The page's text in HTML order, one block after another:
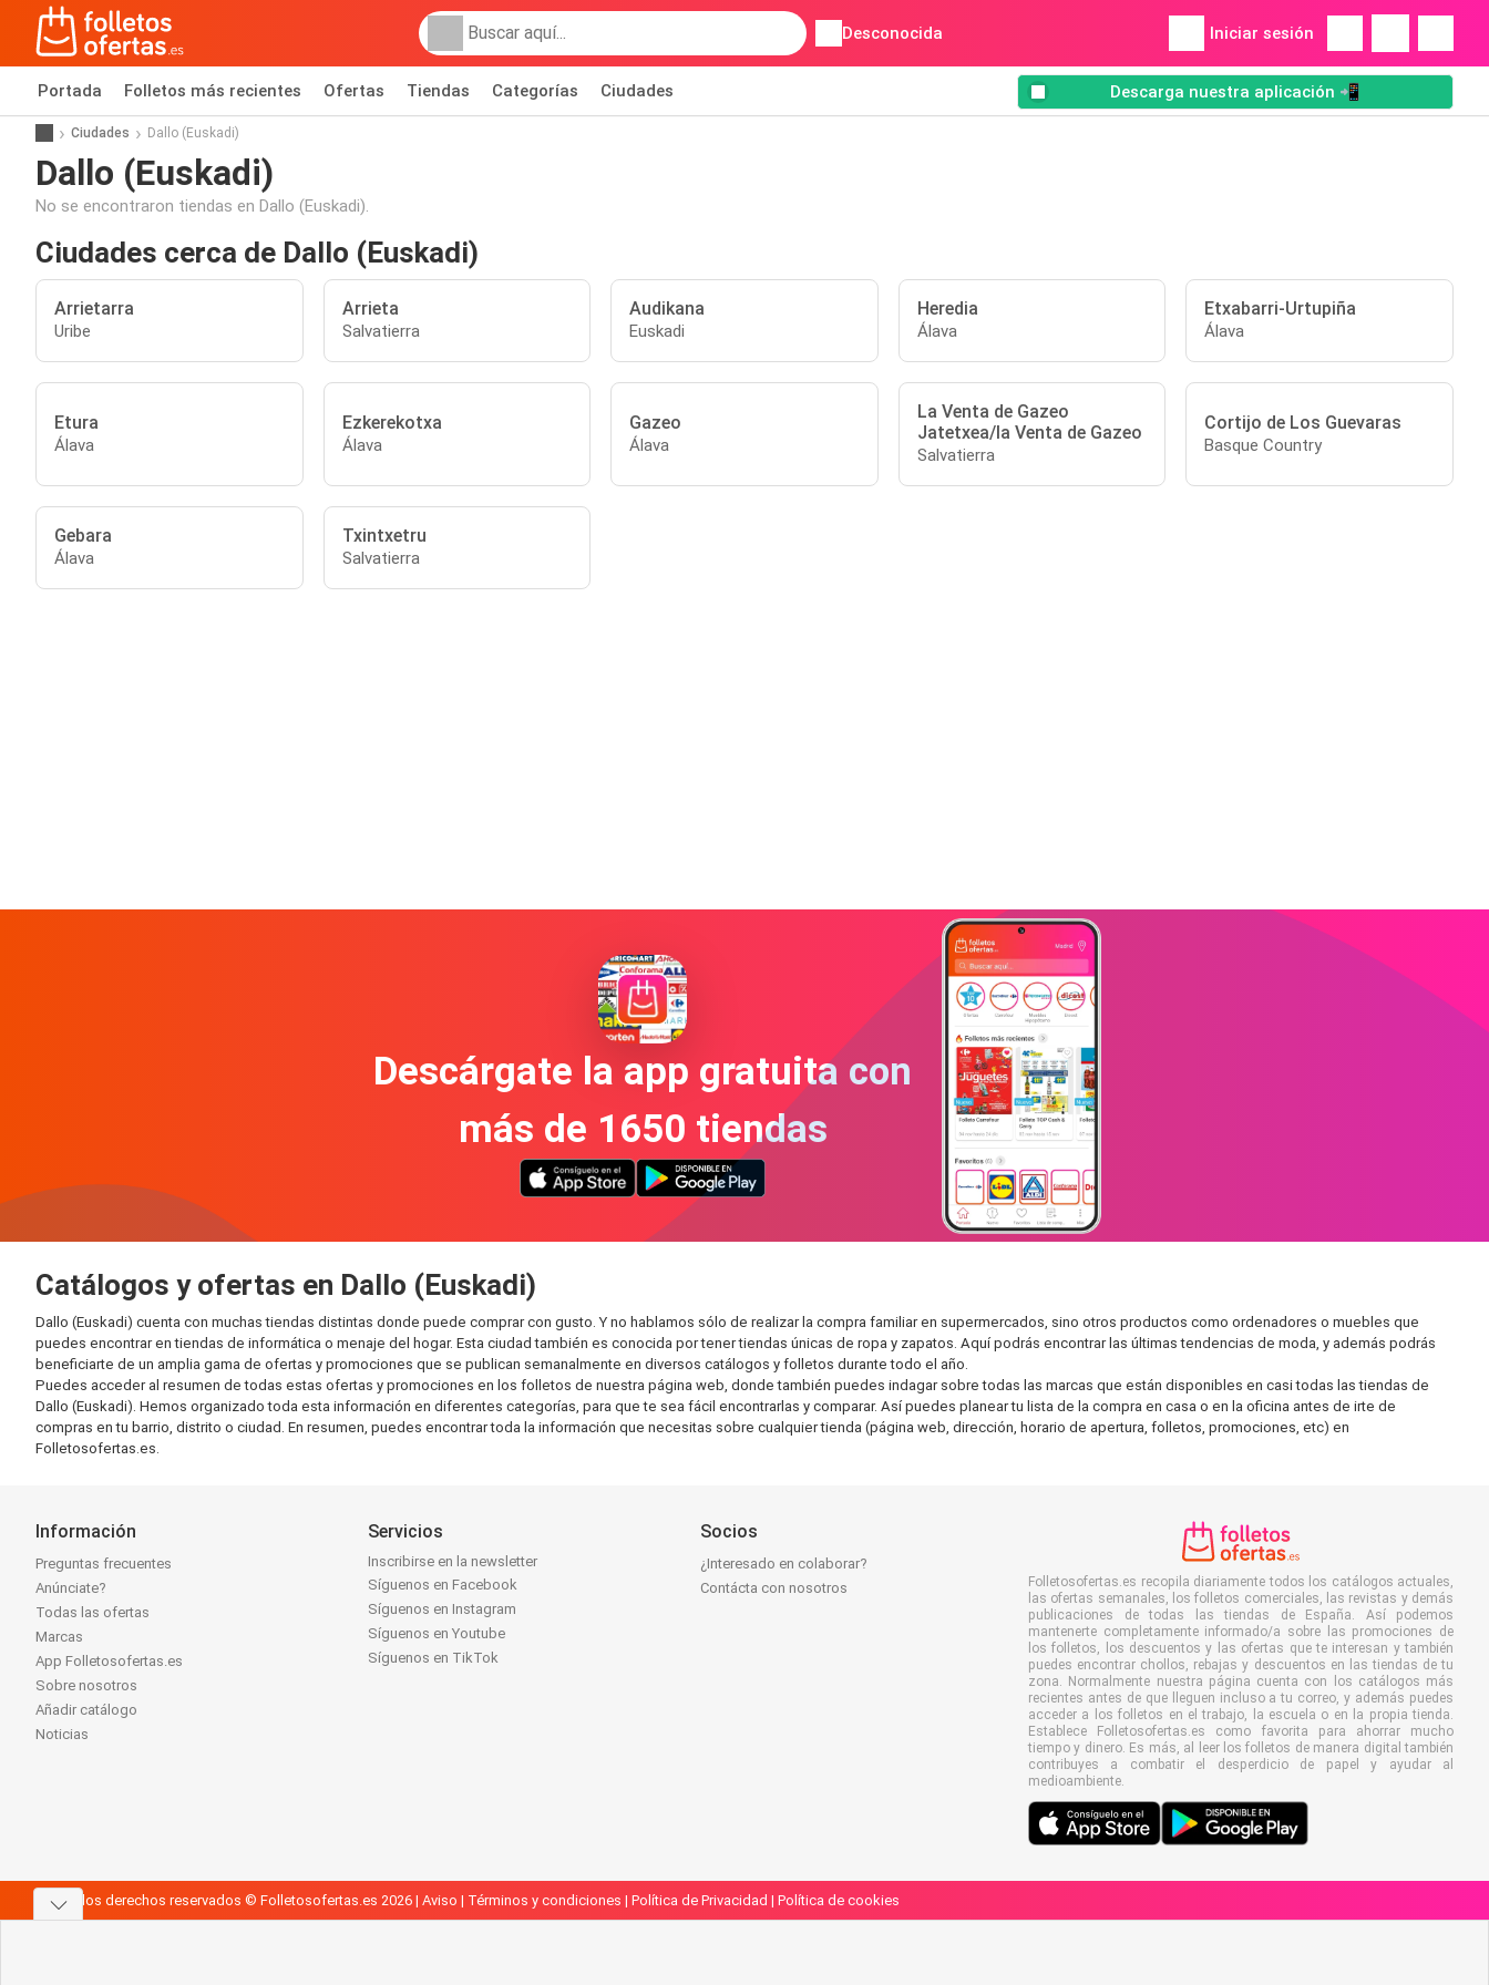
Desconocida Iniciar sesión
Portada Folletos más recientes Ofertas Tiendas Categorías Ciudades Descarga nuestra aplicación 📲
Ciudades Dallo (Euskadi)
Dallo (Euskadi)
No se encontraron tiendas en Dallo (Euskadi).
Ciudades cerca de Dallo (Euskadi)
Arrietarra
Uribe
Arrieta
Salvatierra
Audikana
Euskadi
Heredia
Álava
Etxabarri-Urtupiña
Álava
Etura
Álava
Ezkerekotxa
Álava
Gazeo
Álava
La Venta de Gazeo
Jatetxea/la Venta de Gazeo
Salvatierra
Cortijo de Los Guevaras
Basque Country
Gebara
Álava
Txintxetru
Salvatierra
Descárgate la app gratuita con
más de 1650 tiendas
Catálogos y ofertas en Dallo (Euskadi)
Dallo (Euskadi) cuenta con muchas tiendas distintas donde puede comprar con gusto. Y no hablamos sólo de realizar la compra familiar en supermercados, sino otros productos como ordenadores o muebles que
puedes encontrar en tiendas de informática o menaje del hogar. Esta ciudad también es conocida por tener tiendas únicas de ropa y zapatos. Aquí podrás encontrar las últimas tendencias de moda, y además podrás
beneficiarte de un amplia gama de ofertas y promociones que se publican semanalmente en diversos catálogos y folletos durante todo el año.
Puedes acceder al resumen de todas estas ofertas y promociones en los folletos de nuestra página web, donde también puedes indagar sobre todas las marcas que están disponibles en casi todas las tiendas de
Dallo (Euskadi). Hemos organizado toda esta información en diferentes categorías, para que te sea fácil encontrarlas y comparar. Así puedes planear tu lista de la compra en casa o en la oficina antes de irte de
compras en tu barrio, distrito o ciudad. En resumen, puedes encontrar toda la información que necesitas sobre cualquier tienda (página web, dirección, horario de apertura, folletos, promociones, etc) en
Folletosofertas.es.
Información
Preguntas frecuentes
Anúnciate?
Todas las ofertas
Marcas
App Folletosofertas.es
Sobre nosotros
Añadir catálogo
Noticias
Servicios
Inscribirse en la newsletter
Síguenos en Facebook
Síguenos en Instagram
Síguenos en Youtube
Síguenos en TikTok
Socios
¿Interesado en colaborar?
Contácta con nosotros
Folletosofertas.es recopila diariamente todos los catálogos actuales,
las ofertas semanales, los folletos comerciales, las revistas y demás
publicaciones de todas las tiendas de España. Así podemos
mantenerte completamente informado/a sobre las promociones de
los folletos, los descuentos y las ofertas que te interesan y también
puedes encontrar chollos, rebajas y descuentos en las tiendas de tu
zona. Normalmente nuestra página cuenta con los catálogos más
recientes antes de que lleguen incluso a tu correo, y además puedes
acceder a los folletos en el trabajo, la escuela o en la propia tienda.
Establece Folletosofertas.es como favorita para ahorrar mucho
tiempo y dinero. Es más, al leer los folletos de manera digital también
contribuyes a combatir el desperdicio de papel y ayudar al
medioambiente.
Todos los derechos reservados © Folletosofertas.es 2026 | Aviso | Términos y condiciones | Política de Privacidad | Política de cookies